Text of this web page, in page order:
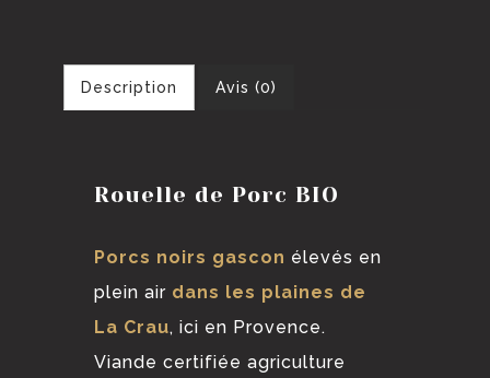
Description Avis (0)
Rouelle de Porc BIO
Porcs noirs gascon élevés en
plein air dans les plaines de
La Crau, ici en Provence.
Viande certifiée agriculture